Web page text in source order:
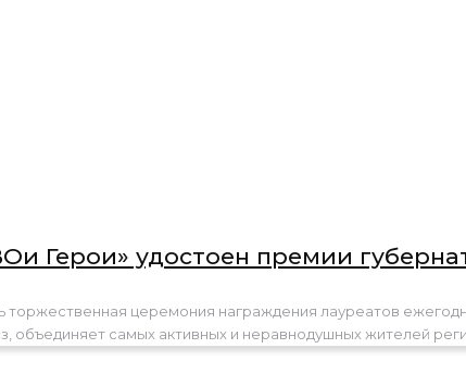
Герои» удостоен премии
торжественная церемония награждения лауреатов
самых активных и неравнодушных жителей